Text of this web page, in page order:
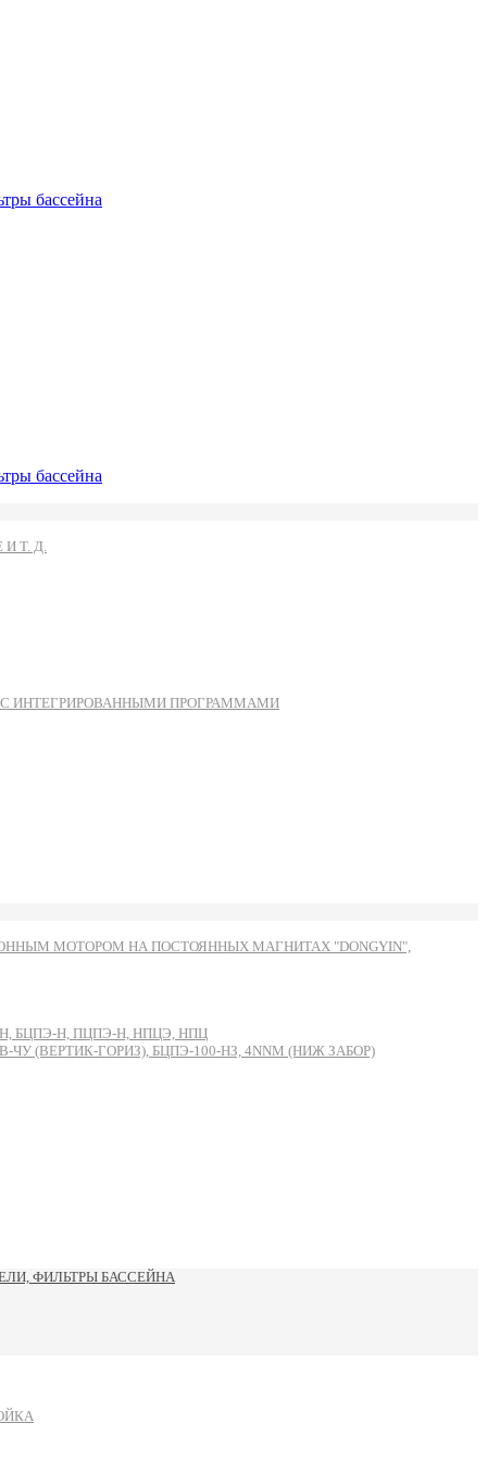
бассейна
бассейна
Т. Д.
ИНТЕГРИРОВАННЫМИ ПРОГРАММАМИ
МОТОРОМ НА ПОСТОЯННЫХ МАГНИТАХ "DONGYIN",
БЦПЭ-Н, ПЦПЭ-Н, НПЦЭ, НПЦ
(ВЕРТИК-ГОРИЗ), БЦПЭ-100-НЗ, 4NNM (НИЖ ЗАБОР)
ФИЛЬТРЫ БАССЕЙНА